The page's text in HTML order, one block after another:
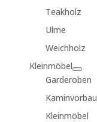
Teakholz
Ulme
Weichholz
Kleinmöbel
Garderoben
Kaminvorbau
Kleinmöbel